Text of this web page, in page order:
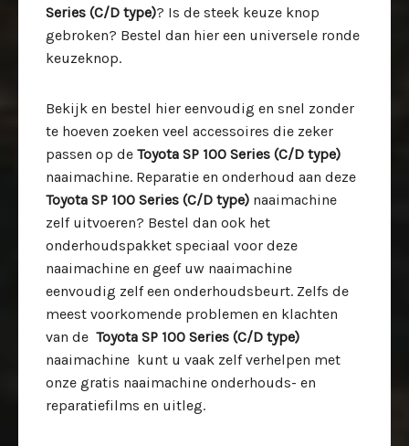
Series (C/D type)? Is de steek keuze knop
gebroken? Bestel dan hier een universele ronde
keuzeknop.
Bekijk en bestel hier eenvoudig en snel zonder
te hoeven zoeken veel accessoires die zeker
passen op de Toyota SP 100 Series (C/D type)
naaimachine. Reparatie en onderhoud aan deze
Toyota SP 100 Series (C/D type) naaimachine
zelf uitvoeren? Bestel dan ook het
onderhoudspakket speciaal voor deze
naaimachine en geef uw naaimachine
eenvoudig zelf een onderhoudsbeurt. Zelfs de
meest voorkomende problemen en klachten
van de Toyota SP 100 Series (C/D type)
naaimachine kunt u vaak zelf verhelpen met
onze gratis naaimachine onderhouds- en
reparatiefilms en uitleg.